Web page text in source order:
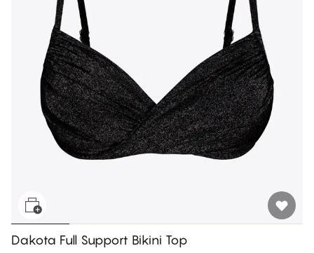
Dakota Full Support Bikini Top